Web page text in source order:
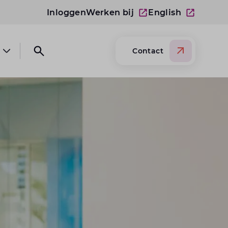
InloggenWerken bij English
Open submenu Over Lansigt
Open search website
Contact